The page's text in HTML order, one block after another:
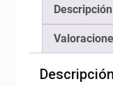
Descripción
Descripción